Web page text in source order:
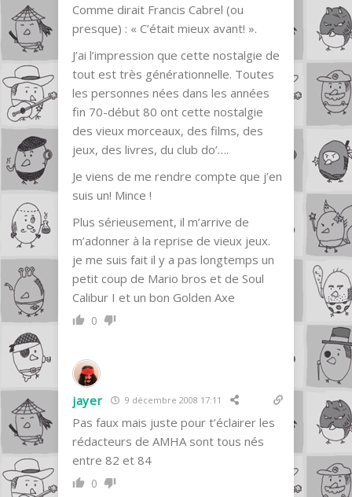
Comme dirait Francis Cabrel (ou
presque) : « C’était mieux avant! ».
J’ai l’impression que cette nostalgie de
tout est très générationnelle. Toutes
les personnes nées dans les années
fin 70-début 80 ont cette nostalgie
des vieux morceaux, des films, des
jeux, des livres, du club do’….
Je viens de me rendre compte que j’en
suis un! Mince !
Plus sérieusement, il m’arrive de
m’adonner à la reprise de vieux jeux.
je me suis fait il y a pas longtemps un
petit coup de Mario bros et de Soul
Calibur I et un bon Golden Axe
0
jayer 9 décembre 2008 17:11
Pas faux mais juste pour t’éclairer les
rédacteurs de AMHA sont tous nés
entre 82 et 84
0